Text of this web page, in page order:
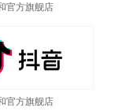
官方旗舰店
官方旗舰店